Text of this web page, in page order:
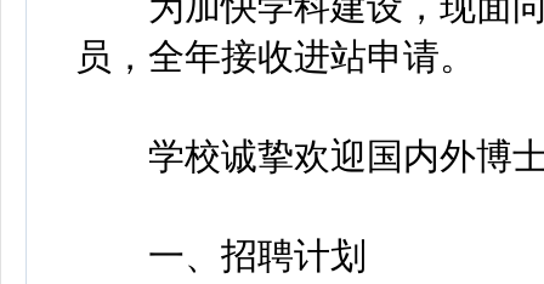
员，全年接收进站申请。
学校诚挚欢迎国内外博士
一、招聘计划